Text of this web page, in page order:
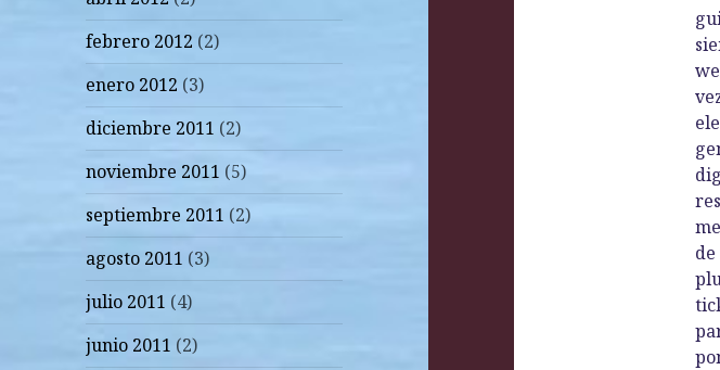
febrero 2012 (2)
enero 2012 (3)
diciembre 2011 (2)
noviembre 2011 (5)
septiembre 2011 (2)
agosto 2011 (3)
julio 2011 (4)
junio 2011 (2)